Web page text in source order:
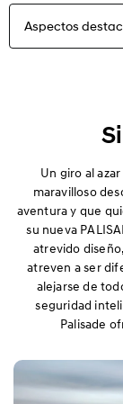
Aspectos
Interior
Rendimiento
Seguridad
Comodidad
Un giro al
maravilloso
aventura y que
su nueva
atrevido
atreven a ser
alejarse de
seguridad
Palisade